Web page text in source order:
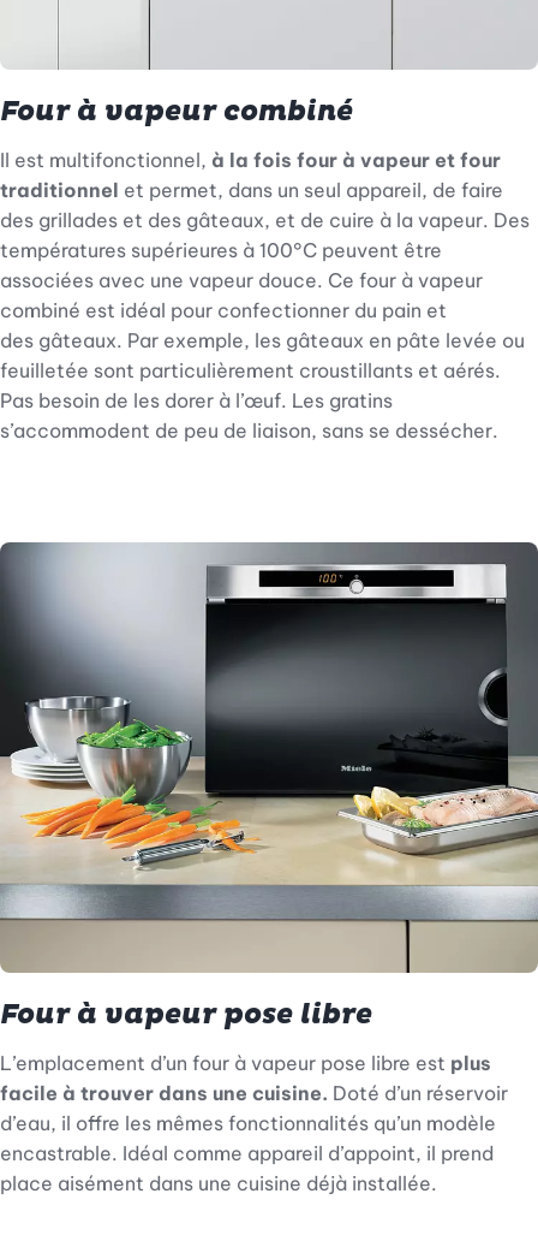
Four à vapeur combiné
Il est multifonctionnel, à la fois four à vapeur et four
traditionnel et permet, dans un seul appareil, de faire
des grillades et des gâteaux, et de cuire à la vapeur. Des
températures supérieures à 100°C peuvent être
associées avec une vapeur douce. Ce four à vapeur
combiné est idéal pour confectionner du pain et
des gâteaux. Par exemple, les gâteaux en pâte levée ou
feuilletée sont particulièrement croustillants et aérés.
Pas besoin de les dorer à l’œuf. Les gratins
s’accommodent de peu de liaison, sans se dessécher.
Four à vapeur pose libre
L’emplacement d’un four à vapeur pose libre est plus
facile à trouver dans une cuisine. Doté d’un réservoir
d’eau, il offre les mêmes fonctionnalités qu’un modèle
encastrable. Idéal comme appareil d’appoint, il prend
place aisément dans une cuisine déjà installée.